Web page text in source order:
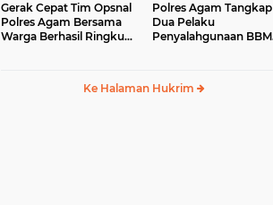
Gerak Cepat Tim Opsnal
Polres Agam Bersama
Warga Berhasil Ringkus
Polres Agam Tangkap
Dua Pelaku
Penyalahgunaan BBM
Ke Halaman Hukrim